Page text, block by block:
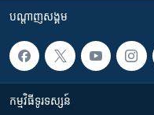
បណ្តាញ​សង្គម
កម្មវិធី​ទូរទស្សន៍